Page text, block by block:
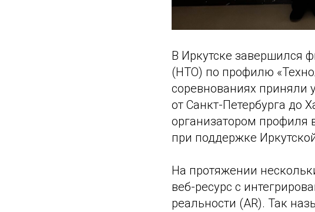
В Иркутске завершился
(НТО) по профилю
соревнованиях приняли
от Санкт-Петербурга до
организатором профиля
при поддержке
На протяжении
веб-ресурс с
реальности (AR). Так